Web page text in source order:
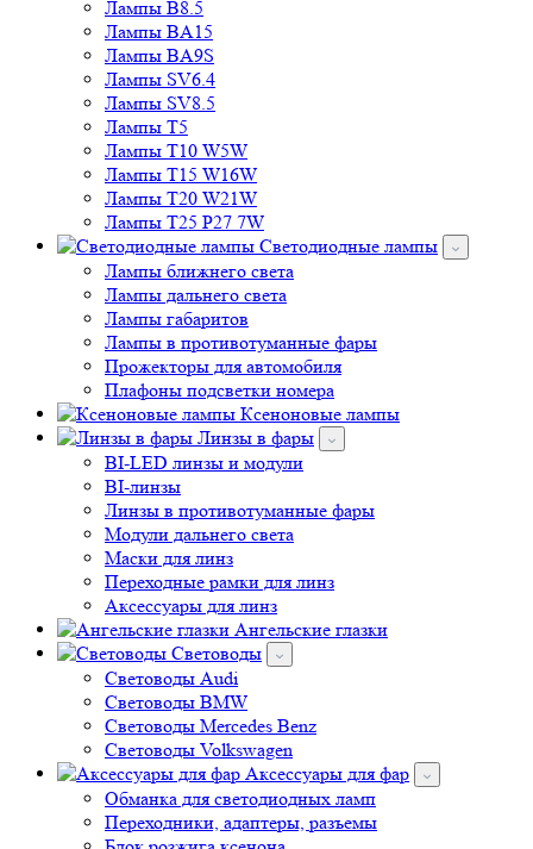
Лампы BA9S
Лампы SV6.4
Лампы SV8.5
Лампы T5
Лампы T10 W5W
Лампы T15 W16W
Лампы T20 W21W
Лампы T25 P27 7W
Светодиодные лампы
Лампы ближнего света
Лампы дальнего света
Лампы габаритов
Лампы в противотуманные фары
Прожекторы для автомобиля
Плафоны подсветки номера
Ксеноновые лампы
Линзы в фары
BI-LED линзы и модули
BI-линзы
Линзы в противотуманные фары
Модули дальнего света
Маски для линз
Переходные рамки для линз
Аксессуары для линз
Ангельские глазки
Световоды
Cветоводы Audi
Cветоводы BMW
Световоды Mercedes Benz
Cветоводы Volkswagen
Аксессуары для фар
Обманка для светодиодных ламп
Переходники, адаптеры, разъемы
Блок розжига ксенона
Стекла фар